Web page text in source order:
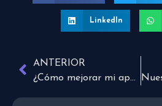
LinkedIn
ANTERIOR
¿Cómo mejorar mi apariencia?